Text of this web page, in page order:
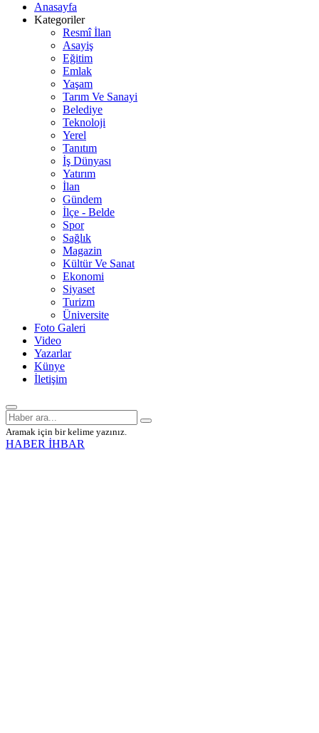
Anasayfa
Kategoriler
Resmî İlan
Asayiş
Eğitim
Emlak
Yaşam
Tarım Ve Sanayi
Belediye
Teknoloji
Yerel
Tanıtım
İş Dünyası
Yatırım
İlan
Gündem
İlçe - Belde
Spor
Sağlık
Magazin
Kültür Ve Sanat
Ekonomi
Siyaset
Turizm
Üniversite
Foto Galeri
Video
Yazarlar
Künye
İletişim
Aramak için bir kelime yazınız.
HABER İHBAR